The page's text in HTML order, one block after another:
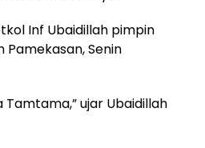
Inf Ubaidillah pimpin
Senin
ujar Ubaidillah